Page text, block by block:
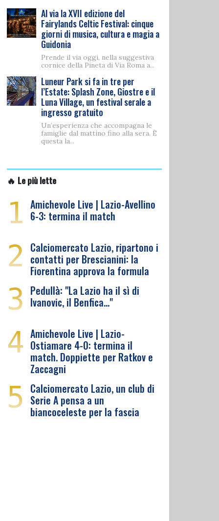
Al via la XVII edizione del
Fairylands Celtic Festival: cinque
giorni di musica, cultura e magia a
Guidonia
Prende il via oggi, nella suggestiva
cornice della Pineta di Via Roma a...
Luneur Park si fa in tre per
l’Estate: Splash Zone, Giostre e il
Luna Village, un festival serale a
ingresso gratuito
Un’esperienza che accompagna le
famiglie dal mattino fino alla sera. È
questa la...
🔥 Le più lette
1 Amichevole Live | Lazio-Avellino
6-3: termina il match
2 Calciomercato Lazio, ripartono i
contatti per Brescianini: la
Fiorentina approva la formula
3 Pedullà: "La Lazio ha il sì di
Ivanovic, il Benfica…"
4 Amichevole Live | Lazio-
Ostiamare 4-0: termina il
match. Doppiette per Ratkov e
Zaccagni
5 Calciomercato Lazio, un club di
Serie A pensa a un
biancoceleste per la fascia